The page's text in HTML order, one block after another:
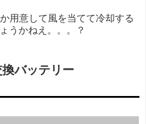
用意して風を当てて冷却する
うかねえ。。。？
バッテリー